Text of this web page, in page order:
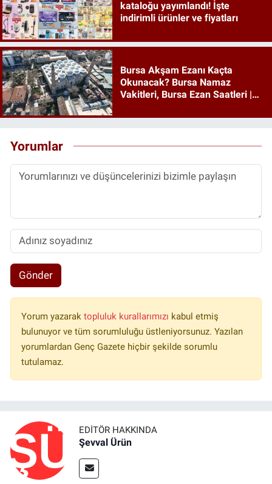
kataloğu yayımlandı! İşte
indirimli ürünler ve fiyatları
Bursa Akşam Ezanı Kaçta
Okunacak? Bursa Namaz
Vakitleri, Bursa Ezan Saatleri |
Yorumlar
Gönder
Yorum yazarak topluluk kurallarımızı kabul etmiş
bulunuyor ve tüm sorumluluğu üstleniyorsunuz. Yazılan
yorumlardan Genç Gazete hiçbir şekilde sorumlu
tutulamaz.
EDITÖR HAKKINDA
Şevval Ürün